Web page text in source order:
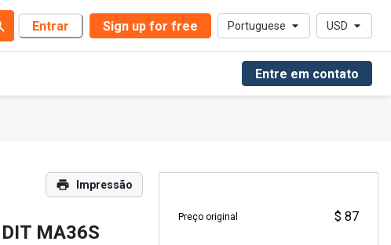
Entrar Sign up for free Portuguese USD
Entre em contato
Impressão
MA36S
Preço original $ 87